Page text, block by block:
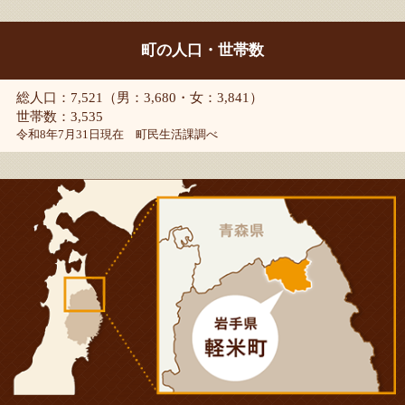
町の人口・世帯数
総人口：7,521（男：3,680・女：3,841）
世帯数：3,535
令和8年7月31日現在 町民生活課調べ